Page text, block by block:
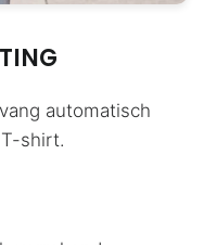
automatisch
shirt.